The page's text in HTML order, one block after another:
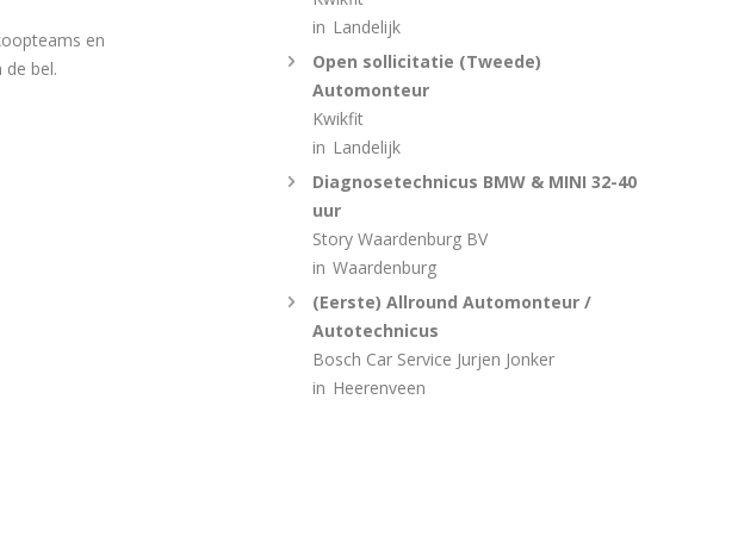
en
bel.
in Landelijk
Open sollicitatie (Tweede)
Automonteur
Kwikfit
in Landelijk
Diagnosetechnicus BMW & MINI 32-40
uur
Story Waardenburg BV
in Waardenburg
(Eerste) Allround Automonteur /
Autotechnicus
Bosch Car Service Jurjen Jonker
in Heerenveen